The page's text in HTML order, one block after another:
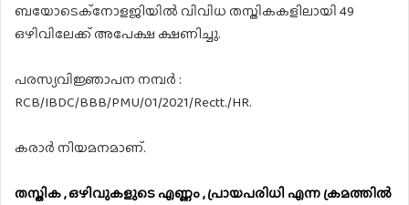
ബയോടെക്നോളജിയിൽ വിവിധ തസ്തികകളിലായി 49
ഒഴിവിലേക്ക് അപേക്ഷ ക്ഷണിച്ചു.
പരസ്യവിജ്ഞാപന നമ്പർ :
RCB/IBDC/BBB/PMU/01/2021/Rectt./HR.
കരാർ നിയമനമാണ്.
തസ്തിക , ഒഴിവുകളുടെ എണ്ണം , പ്രായപരിധി എന്ന ക്രമത്തിൽ